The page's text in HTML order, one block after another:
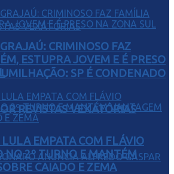
SP É CONDENADO
REVISTAS VEXATÓRIAS
CRIMINOSO FAZ
ESTUPRA JOVEM E É PRESO
EMPATA COM FLÁVIO
NO 2º TURNO E MANTÉM
CAIADO E ZEMA